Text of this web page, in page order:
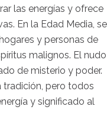
las energías y ofrece
En la Edad Media, se
y personas de
malignos. El nudo
de misterio y poder.
tradición, pero todos
y significado al